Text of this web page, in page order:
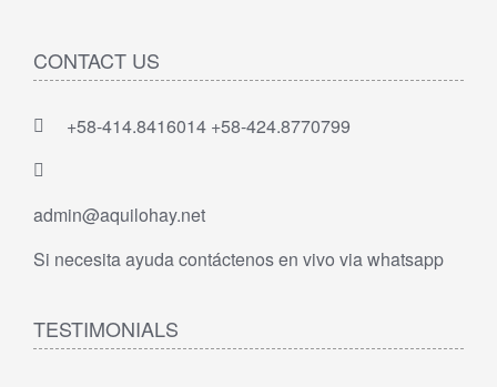
CONTACT US
+58-414.8416014 +58-424.8770799
admin@aquilohay.net
Si necesita ayuda contáctenos en vivo via whatsapp
TESTIMONIALS